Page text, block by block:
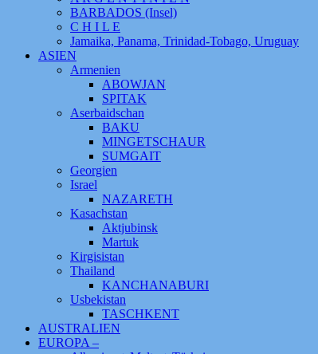
BARBADOS (Insel)
C H I L E
Jamaika, Panama, Trinidad-Tobago, Uruguay
ASIEN
Armenien
ABOWJAN
SPITAK
Aserbaidschan
BAKU
MINGETSCHAUR
SUMGAIT
Georgien
Israel
NAZARETH
Kasachstan
Aktjubinsk
Martuk
Kirgisistan
Thailand
KANCHANABURI
Usbekistan
TASCHKENT
AUSTRALIEN
EUROPA –